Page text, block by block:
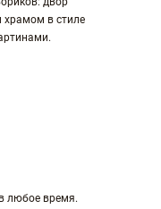
храмом в стиле
любое время.